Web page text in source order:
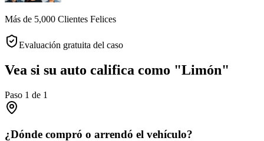
Más de 5,000 Clientes Felices
Evaluación gratuita del caso
Vea si su auto califica como "Limón"
Paso 1 de 1
¿Dónde compró o arrendó el vehículo?